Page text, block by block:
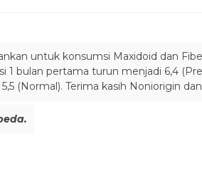
untuk konsumsi Maxidoid dan
1 bulan pertama turun menjadi 6,4
(Normal). Terima kasih Noniorigin